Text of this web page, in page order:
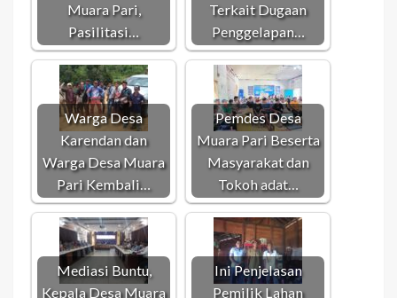
Muara Pari,
Pasilitasi…
Terkait Dugaan
Penggelapan…
Warga Desa
Karendan dan
Warga Desa Muara
Pari Kembali…
Pemdes Desa
Muara Pari Beserta
Masyarakat dan
Tokoh adat…
Mediasi Buntu,
Kepala Desa Muara
Ini Penjelasan
Pemilik Lahan